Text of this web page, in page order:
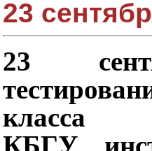
23
23
класса